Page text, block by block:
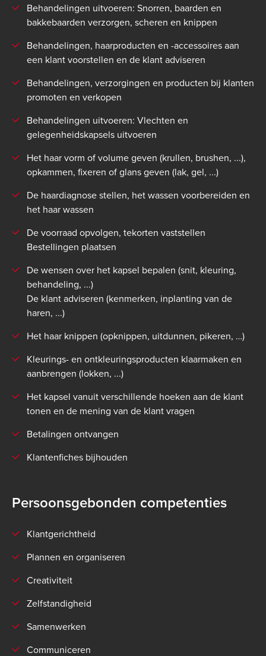
Behandelingen uitvoeren: Snorren, baarden en
bakkebaarden verzorgen, scheren en knippen
Behandelingen, haarproducten en -accessoires aan
een klant voorstellen en de klant adviseren
Behandelingen, verzorgingen en producten bij klanten
promoten en verkopen
Behandelingen uitvoeren: Vlechten en
gelegenheidskapsels uitvoeren
Het haar vorm of volume geven (krullen, brushen, ...),
opkammen, fixeren of glans geven (lak, gel, ...)
De haardiagnose stellen, het wassen voorbereiden en
het haar wassen
De voorraad opvolgen, tekorten vaststellen
Bestellingen plaatsen
De wensen over het kapsel bepalen (snit, kleuring,
behandeling, ...)
De klant adviseren (kenmerken, inplanting van de
haren, ...)
Het haar knippen (opknippen, uitdunnen, pikeren, …)
Kleurings- en ontkleuringsproducten klaarmaken en
aanbrengen (lokken, ...)
Het kapsel vanuit verschillende hoeken aan de klant
tonen en de mening van de klant vragen
Betalingen ontvangen
Klantenfiches bijhouden
Persoonsgebonden competenties
Klantgerichtheid
Plannen en organiseren
Creativiteit
Zelfstandigheid
Samenwerken
Communiceren